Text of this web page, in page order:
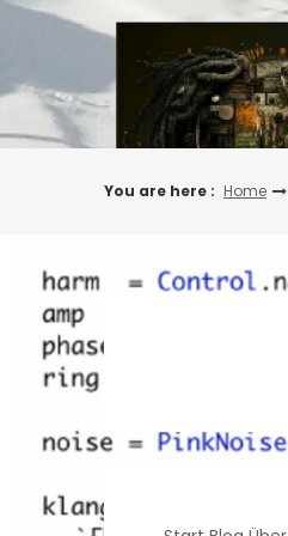
Skip
You are here : Home